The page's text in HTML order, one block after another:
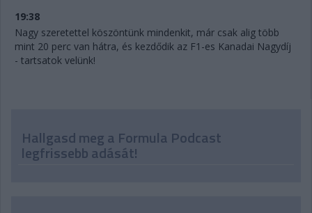
19:38
Nagy szeretettel köszöntünk mindenkit, már csak alig több
mint 20 perc van hátra, és kezdődik az F1-es Kanadai Nagydíj
- tartsatok velünk!
Hallgasd meg a Formula Podcast
legfrissebb adását!